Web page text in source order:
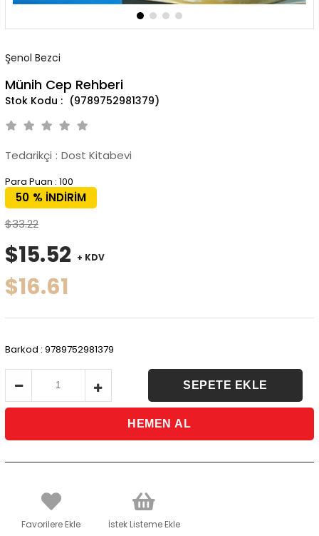
Şenol Bezci
Münih Cep Rehberi
(9789752981379)
Tedarikçi : Dost Kitabevi
Para Puan : 100
%
50
İNDIRIM
$33.22
$15.52 + KDV
$16.61
Barkod : 9789752981379
Favorilere Ekle İstek Listeme Ekle